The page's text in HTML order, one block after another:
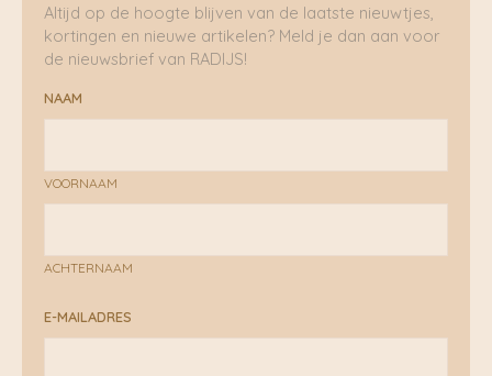
Altijd op de hoogte blijven van de laatste nieuwtjes,
kortingen en nieuwe artikelen? Meld je dan aan voor
de nieuwsbrief van RADIJS!
NAAM
VOORNAAM
ACHTERNAAM
E-MAILADRES